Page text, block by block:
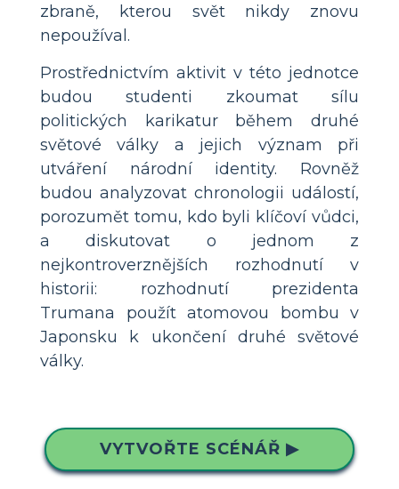
zbraně, kterou svět nikdy znovu
nepoužíval.
Prostřednictvím aktivit v této jednotce
budou studenti zkoumat sílu
politických karikatur během druhé
světové války a jejich význam při
utváření národní identity. Rovněž
budou analyzovat chronologii událostí,
porozumět tomu, kdo byli klíčoví vůdci,
a diskutovat o jednom z
nejkontroverznějších rozhodnutí v
historii: rozhodnutí prezidenta
Trumana použít atomovou bombu v
Japonsku k ukončení druhé světové
války.
VYTVOŘTE SCÉNÁŘ ▶